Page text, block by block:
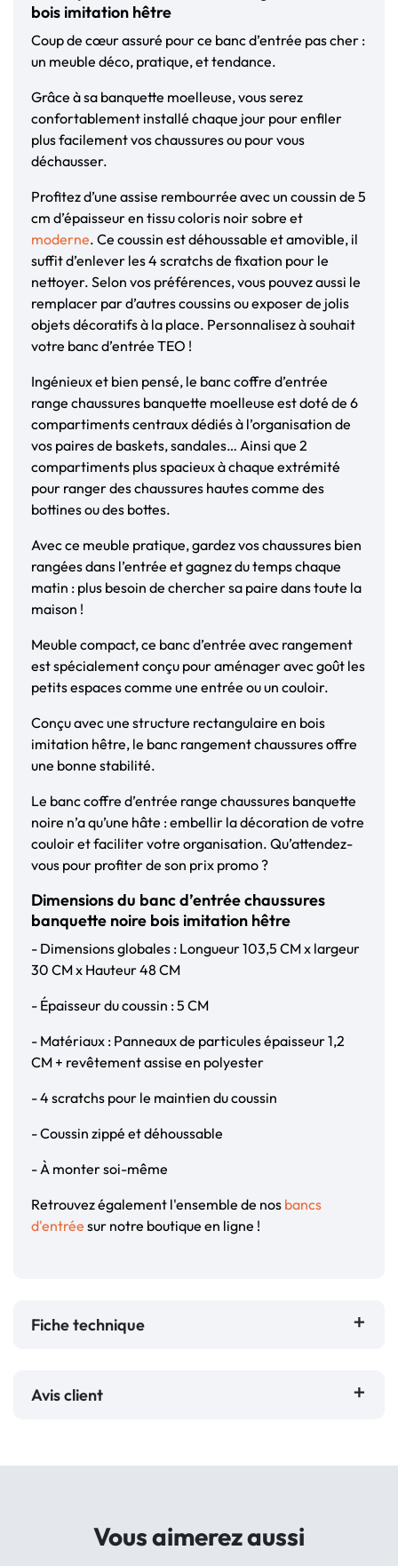
bois imitation hêtre
Coup de cœur assuré pour ce banc d’entrée pas cher :
un meuble déco, pratique, et tendance.
Grâce à sa banquette moelleuse, vous serez
confortablement installé chaque jour pour enfiler
plus facilement vos chaussures ou pour vous
déchausser.
Profitez d’une assise rembourrée avec un coussin de 5
cm d’épaisseur en tissu coloris noir sobre et
moderne. Ce coussin est déhoussable et amovible, il
suffit d’enlever les 4 scratchs de fixation pour le
nettoyer. Selon vos préférences, vous pouvez aussi le
remplacer par d’autres coussins ou exposer de jolis
objets décoratifs à la place. Personnalisez à souhait
votre banc d’entrée TEO !
Ingénieux et bien pensé, le banc coffre d’entrée
range chaussures banquette moelleuse est doté de 6
compartiments centraux dédiés à l’organisation de
vos paires de baskets, sandales… Ainsi que 2
compartiments plus spacieux à chaque extrémité
pour ranger des chaussures hautes comme des
bottines ou des bottes.
Avec ce meuble pratique, gardez vos chaussures bien
rangées dans l’entrée et gagnez du temps chaque
matin : plus besoin de chercher sa paire dans toute la
maison !
Meuble compact, ce banc d’entrée avec rangement
est spécialement conçu pour aménager avec goût les
petits espaces comme une entrée ou un couloir.
Conçu avec une structure rectangulaire en bois
imitation hêtre, le banc rangement chaussures offre
une bonne stabilité.
Le banc coffre d’entrée range chaussures banquette
noire n’a qu’une hâte : embellir la décoration de votre
couloir et faciliter votre organisation. Qu’attendez-
vous pour profiter de son prix promo ?
Dimensions du banc d’entrée chaussures
banquette noire bois imitation hêtre
- Dimensions globales : Longueur 103,5 CM x largeur
30 CM x Hauteur 48 CM
- Épaisseur du coussin : 5 CM
- Matériaux : Panneaux de particules épaisseur 1,2
CM + revêtement assise en polyester
- 4 scratchs pour le maintien du coussin
- Coussin zippé et déhoussable
- À monter soi-même
Retrouvez également l'ensemble de nos bancs
d'entrée sur notre boutique en ligne !
Fiche technique
Avis client
Vous aimerez aussi